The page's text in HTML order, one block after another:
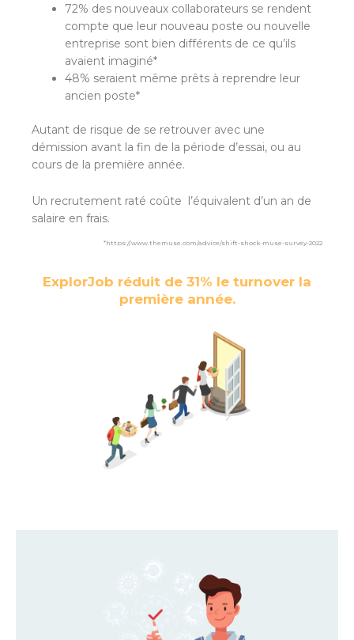
72% des nouveaux collaborateurs se rendent
compte que leur nouveau poste ou nouvelle
entreprise sont bien différents de ce qu’ils
avaient imaginé*
48% seraient même prêts à reprendre leur
ancien poste*
Autant de risque de se retrouver avec une
démission avant la fin de la période d’essai, ou au
cours de la première année.
Un recrutement raté coûte l’équivalent d’un an de
salaire en frais.
*https://www.themuse.com/advice/shift-shock-muse-survey-2022
ExplorJob réduit de 31% le turnover la
première année.